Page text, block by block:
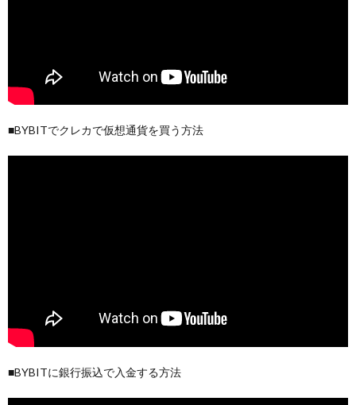
■BYBITでクレカで仮想通貨を買う方法
■BYBITに銀行振込で入金する方法